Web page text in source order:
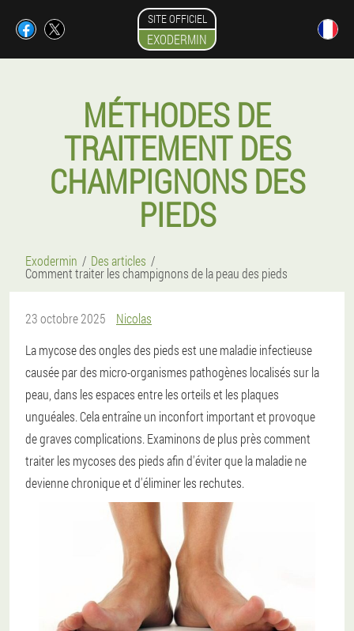
SITE OFFICIEL
EXODERMIN
MÉTHODES DE
TRAITEMENT DES
CHAMPIGNONS DES
PIEDS
Exodermin Des articles
Comment traiter les champignons de la peau des pieds
23 octobre 2025
Nicolas
La mycose des ongles des pieds est une maladie infectieuse
causée par des micro-organismes pathogènes localisés sur la
peau, dans les espaces entre les orteils et les plaques
unguéales. Cela entraîne un inconfort important et provoque
de graves complications. Examinons de plus près comment
traiter les mycoses des pieds afin d'éviter que la maladie ne
devienne chronique et d'éliminer les rechutes.